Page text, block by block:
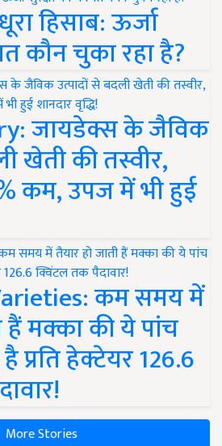
हिसाब: ऊर्जा
कौन चुका रहा है?
जायडेक्स के जैविक
खेती की तस्वीर,
कम, उपज में भी हुई
कम समय में
हैं मक्का की ये पांच
प्रति हेक्टेयर 126.6
More Stories